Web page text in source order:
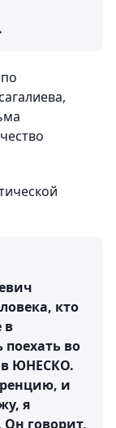
кто
в
во
в ЮНЕСКО.
и
я
Он говорит,